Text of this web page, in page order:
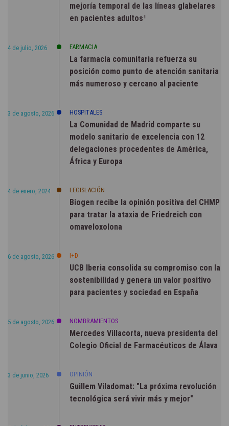
mejoría temporal de las líneas glabelares
en pacientes adultos¹
4 de julio, 2026 FARMACIA
La farmacia comunitaria refuerza su
posición como punto de atención sanitaria
más numeroso y cercano al paciente
3 de agosto, 2026 HOSPITALES
La Comunidad de Madrid comparte su
modelo sanitario de excelencia con 12
delegaciones procedentes de América,
África y Europa
4 de enero, 2024 LEGISLACIÓN
Biogen recibe la opinión positiva del CHMP
para tratar la ataxia de Friedreich con
omaveloxolona
6 de agosto, 2026 I+D
UCB Iberia consolida su compromiso con la
sostenibilidad y genera un valor positivo
para pacientes y sociedad en España
5 de agosto, 2026 NOMBRAMIENTOS
Mercedes Villacorta, nueva presidenta del
Colegio Oficial de Farmacéuticos de Álava
3 de junio, 2026 OPINIÓN
Guillem Viladomat: "La próxima revolución
tecnológica será vivir más y mejor"